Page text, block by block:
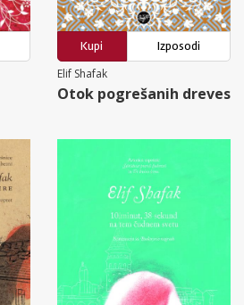
Kupi
Izposodi
Elif Shafak
Otok pogrešanih dreves